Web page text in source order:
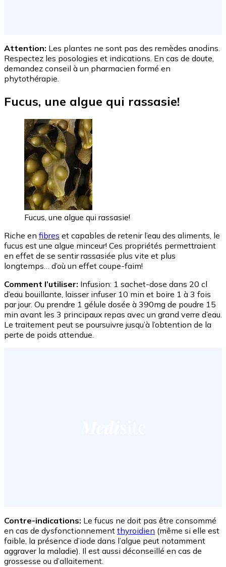
Attention: Les plantes ne sont pas des remèdes anodins.
Respectez les posologies et indications. En cas de doute,
demandez conseil à un pharmacien formé en
phytothérapie.
Fucus, une algue qui rassasie!
Fucus, une algue qui rassasie!
Riche en fibres et capables de retenir l’eau des aliments, le
fucus est une algue minceur! Ces propriétés permettraient
en effet de se sentir rassasiée plus vite et plus
longtemps… d’où un effet coupe-faim!
Comment l’utiliser: Infusion: 1 sachet-dose dans 20 cl
d’eau bouillante, laisser infuser 10 min et boire 1 à 3 fois
par jour. Ou prendre 1 gélule dosée à 390mg de poudre 15
min avant les 3 principaux repas avec un grand verre d’eau.
Le traitement peut se poursuivre jusqu’à l’obtention de la
perte de poids attendue.
Contre-indications: Le fucus ne doit pas être consommé
en cas de dysfonctionnement thyroidien (même si elle est
faible, la présence d’iode dans l’algue peut notamment
aggraver la maladie). Il est aussi déconseillé en cas de
grossesse ou d’allaitement.